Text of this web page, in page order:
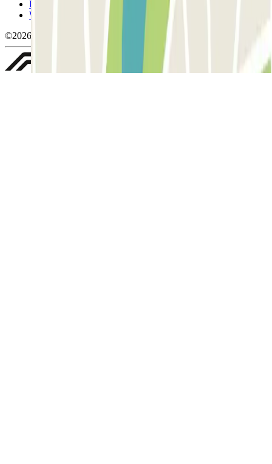
Política de privacitat
Whistleblowing
©2026 Parclick. All rights reserved